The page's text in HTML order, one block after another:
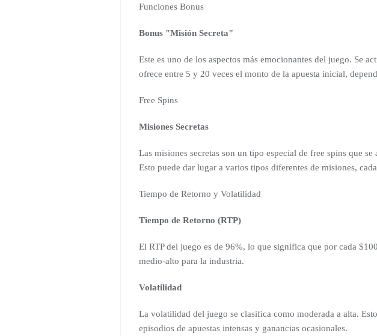
Funciones Bonus
Bonus "Misión Secreta"
Este es uno de los aspectos más emocionantes del juego. Se
ofrece entre 5 y 20 veces el monto de la apuesta inicial,
Free Spins
Misiones Secretas
Las misiones secretas son un tipo especial de free spins que
Esto puede dar lugar a varios tipos diferentes de misiones,
Tiempo de Retorno y Volatilidad
Tiempo de Retorno (RTP)
El RTP del juego es de 96%, lo que significa que por cada
medio-alto para la industria.
Volatilidad
La volatilidad del juego se clasifica como moderada a alta.
episodios de apuestas intensas y ganancias ocasionales.